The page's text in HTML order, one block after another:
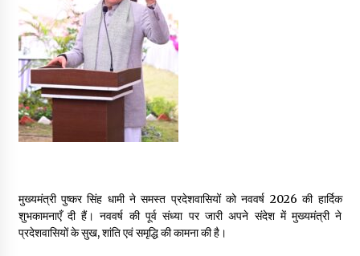
May 16, 2022
Thought Of The Day 14 May
May 14, 2022
Thought Of The Day 13 May
Thought Of The Day 12 May
May 12, 2022
मुख्यमंत्री पुष्कर सिंह धामी ने समस्त प्रदेशवासियों को नववर्ष 2026 की हार्दिक
शुभकामनाएँ दी हैं। नववर्ष की पूर्व संध्या पर जारी अपने संदेश में मुख्यमंत्री ने
प्रदेशवासियों के सुख, शांति एवं समृद्धि की कामना की है।